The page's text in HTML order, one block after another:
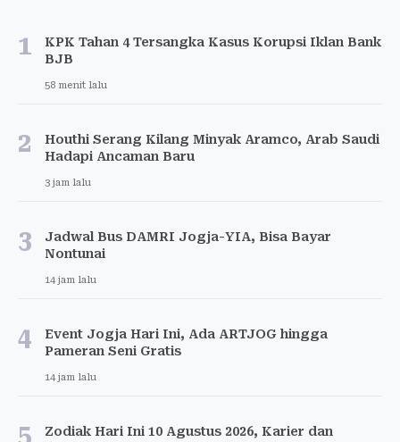
1
KPK Tahan 4 Tersangka Kasus Korupsi Iklan Bank
BJB
58 menit lalu
2
Houthi Serang Kilang Minyak Aramco, Arab Saudi
Hadapi Ancaman Baru
3 jam lalu
3
Jadwal Bus DAMRI Jogja-YIA, Bisa Bayar
Nontunai
14 jam lalu
4
Event Jogja Hari Ini, Ada ARTJOG hingga
Pameran Seni Gratis
14 jam lalu
5
Zodiak Hari Ini 10 Agustus 2026, Karier dan